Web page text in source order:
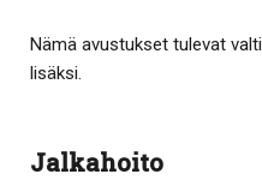
Nämä avustukset tulevat
lisäksi.
Jalkahoito